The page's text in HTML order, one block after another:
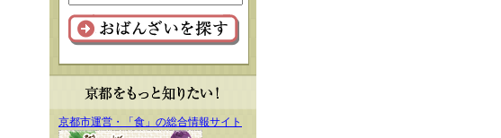
京都市運営・「食」の総合情報サイト